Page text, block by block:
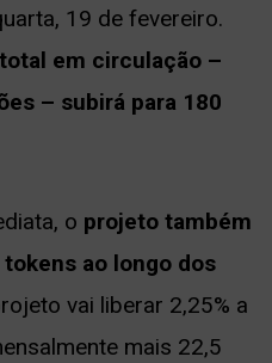
19 de fevereiro.
em circulação –
– subirá para 180
o projeto também
ao longo dos
vai liberar 2,25% a
mais 22,5